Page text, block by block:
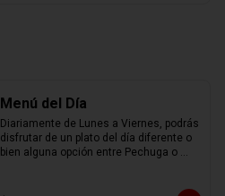
Menú del Día
Diariamente de Lunes a Viernes, podrás
disfrutar de un plato del día diferente o
bien alguna opción entre Pechuga o